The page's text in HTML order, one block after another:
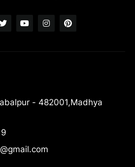
- 482001,Madhya